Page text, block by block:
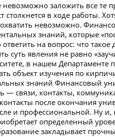
заложить все те
в ходе работы.
невозможно.
знаний, которые
на вопрос: что такое
суть явления не равно
в нашем Департаменте
объект изучения по
знаний Финансовый
— связи, контакты,
после окончания
и профессиональной. Ну и,
определенный
закладывает